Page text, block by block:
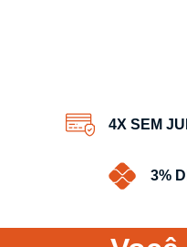
4X SEM
3%